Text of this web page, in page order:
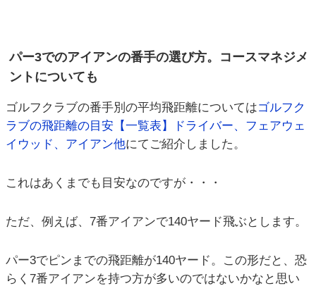
パー3でのアイアンの番手の選び方。コースマネジメ
ントについても
ゴルフクラブの番手別の平均飛距離についてはゴルフク
ラブの飛距離の目安【一覧表】ドライバー、フェアウェ
イウッド、アイアン他にてご紹介しました。
これはあくまでも目安なのですが・・・
ただ、例えば、7番アイアンで140ヤード飛ぶとします。
パー3でピンまでの飛距離が140ヤード。この形だと、恐
らく7番アイアンを持つ方が多いのではないかなと思い